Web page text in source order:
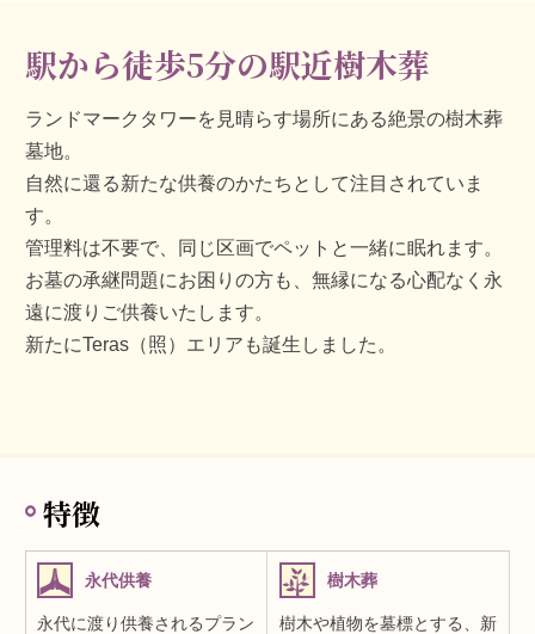
駅から徒歩5分の駅近樹木葬
ランドマークタワーを見晴らす場所にある絶景の樹木葬
墓地。
自然に還る新たな供養のかたちとして注目されていま
す。
管理料は不要で、同じ区画でペットと一緒に眠れます。
お墓の承継問題にお困りの方も、無縁になる心配なく永
遠に渡りご供養いたします。
新たにTeras（照）エリアも誕生しました。
特徴
永代供養
永代に渡り供養されるプラン
樹木葬
樹木や植物を墓標とする、新